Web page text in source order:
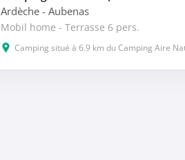
Ardèche - Aubenas
Mobil home - Terrasse 6 pers.
Camping situé à 6.9 km du Camping Aire